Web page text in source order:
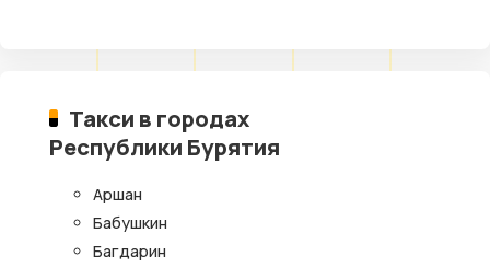
Такси в городах
Республики Бурятия
Аршан
Бабушкин
Багдарин